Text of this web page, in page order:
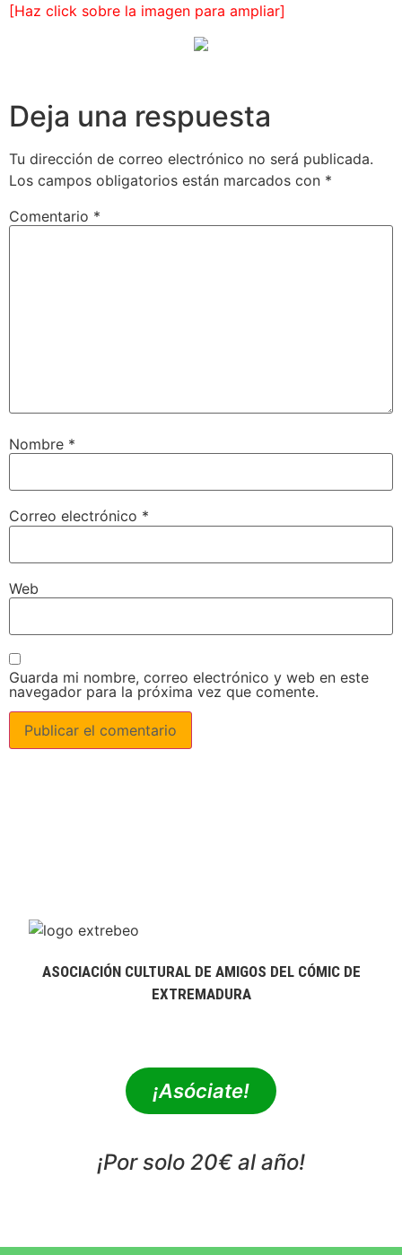
[Haz click sobre la imagen para ampliar]
Deja una respuesta
Tu dirección de correo electrónico no será publicada.
Los campos obligatorios están marcados con *
Comentario *
Nombre *
Correo electrónico *
Web
Guarda mi nombre, correo electrónico y web en este
navegador para la próxima vez que comente.
ASOCIACIÓN CULTURAL DE AMIGOS DEL CÓMIC DE
EXTREMADURA
¡Asóciate!
¡Por solo 20€ al año!